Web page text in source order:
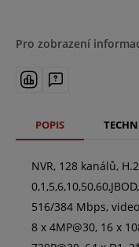
Pro zobrazení
POPIS
NVR, 128 kanálů,
516/384 Mbps,
8 x 4MP@30, 16 x